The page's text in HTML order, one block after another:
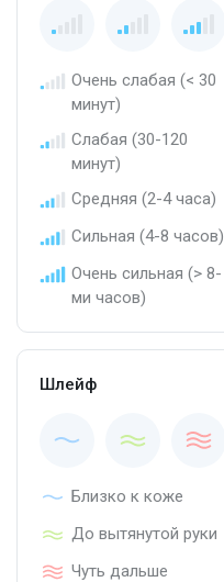
Очень слабая (< 30
минут)
Слабая (30-120
минут)
Средняя (2-4 часа)
Сильная (4-8 часов)
Очень сильная (> 8-
ми часов)
Шлейф
Близко к коже
До вытянутой руки
Чуть дальше